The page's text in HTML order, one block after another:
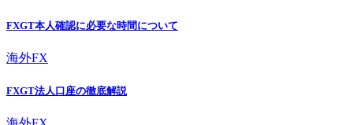
FXGT本人確認に必要な時間について
海外FX
FXGT法人口座の徹底解説